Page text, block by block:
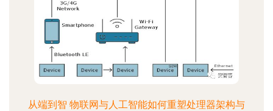
从端到智 物联网与人工智能如何重塑处理器架构与